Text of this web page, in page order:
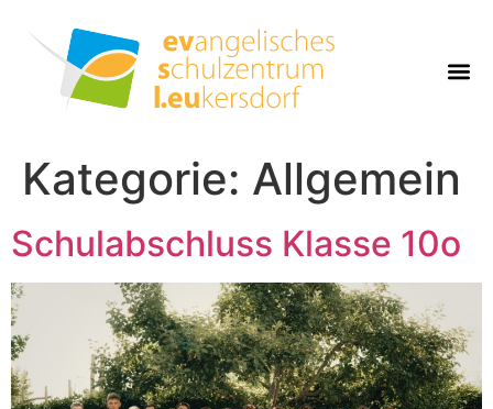
Kategorie: Allgemein
Schulabschluss Klasse 10o